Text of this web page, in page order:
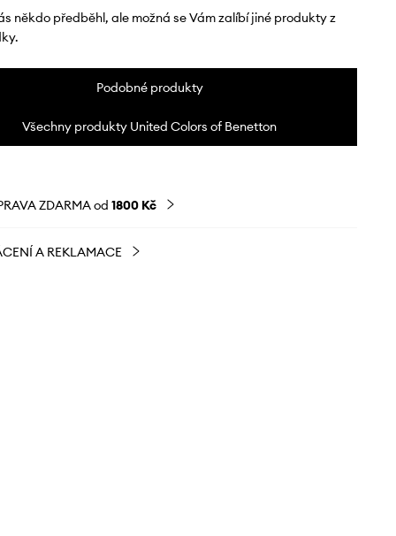
někdo předběhl, ale možná se Vám zalíbí jiné produkty z
Podobné produkty
Všechny produkty United Colors of Benetton
ZDARMA od 1800 Kč
A REKLAMACE